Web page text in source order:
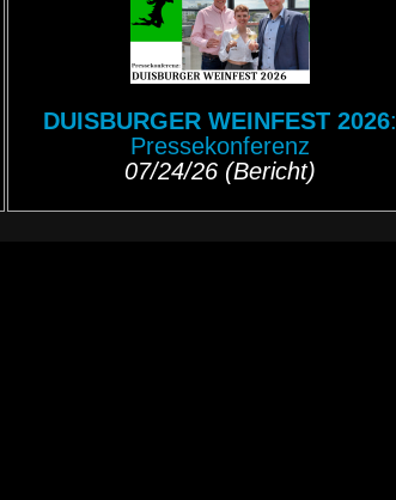
DUISBURGER WEINFEST 2026:
Pressekonferenz
07/24/26 (Bericht)